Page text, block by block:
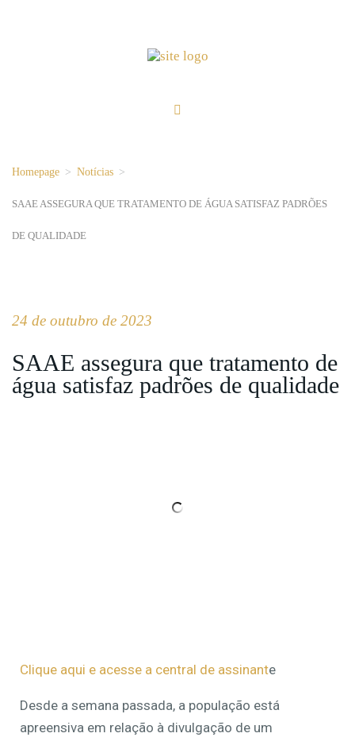
Homepage > Notícias >
SAAE ASSEGURA QUE TRATAMENTO DE ÁGUA SATISFAZ PADRÕES
DE QUALIDADE
24 de outubro de 2023
SAAE assegura que tratamento de
água satisfaz padrões de qualidade
Clique aqui e acesse a central de assinante
Desde a semana passada, a população está
apreensiva em relação à divulgação de um